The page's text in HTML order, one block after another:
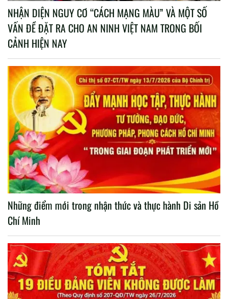
NHẬN DIỆN NGUY CƠ “CÁCH MẠNG MÀU” VÀ MỘT SỐ
VẤN ĐỀ ĐẶT RA CHO AN NINH VIỆT NAM TRONG BỐI
CẢNH HIỆN NAY
Những điểm mới trong nhận thức và thực hành Di sản Hồ
Chí Minh